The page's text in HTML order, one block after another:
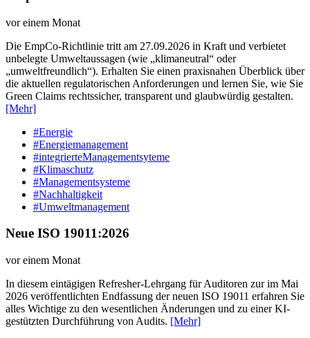
vor einem Monat
Die EmpCo-Richtlinie tritt am 27.09.2026 in Kraft und verbietet
unbelegte Umweltaussagen (wie „klimaneutral“ oder
„umweltfreundlich“). Erhalten Sie einen praxisnahen Überblick über
die aktuellen regulatorischen Anforderungen und lernen Sie, wie Sie
Green Claims rechtssicher, transparent und glaubwürdig gestalten.
[Mehr]
#Energie
#Energiemanagement
#integrierteManagementsyteme
#Klimaschutz
#Managementsysteme
#Nachhaltigkeit
#Umweltmanagement
Neue ISO 19011:2026
vor einem Monat
In diesem eintägigen Refresher-Lehrgang für Auditoren zur im Mai
2026 veröffentlichten Endfassung der neuen ISO 19011 erfahren Sie
alles Wichtige zu den wesentlichen Änderungen und zu einer KI-
gestützten Durchführung von Audits. [Mehr]